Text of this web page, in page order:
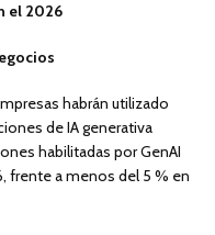
el 2026
habrán utilizado
de IA generativa
habilitadas por GenAI
frente a menos del 5 % en